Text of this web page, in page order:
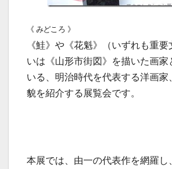
《 みどころ 》
《鮭》や《花魁》（いずれも重
いは《山形市街図》を描いた画家
いる、明治時代を代表する洋画家
貌を紹介する展覧会です。
本展では、由一の代表作を網羅し